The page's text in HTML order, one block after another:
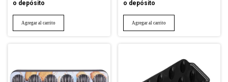
o depósito
o depósito